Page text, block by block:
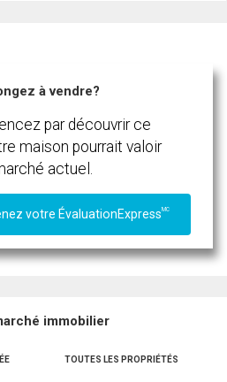
à vendre?
par découvrir ce
maison pourrait valoir
actuel.
votre ÉvaluationExpressMC
immobilier
TOUTES LES PROPRIÉTÉS